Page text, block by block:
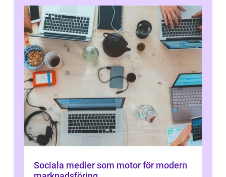
Sociala medier som motor för modern